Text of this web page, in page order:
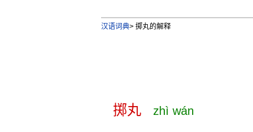
汉语词典>掷丸的解释
掷丸 zhì wán